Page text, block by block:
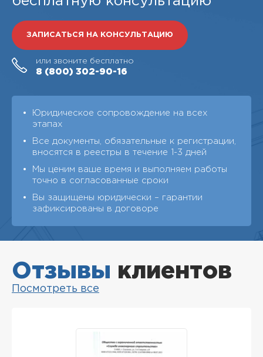
ЗАПИСАТЬСЯ НА КОНСУЛЬТАЦИЮ
или звоните бесплатно
8 (800) 302-90-16
Юридическое сопровождение на всех
этапах
Все документы, обязательные к регистрации,
вносятся в реестры в течение 1-3 дней
Мы ценим ваше время и выполняем работы
точно в согласованные сроки
Вы защищены юридически – гарантии
зафиксированы в договоре
Отзывы клиентов
Посмотреть все